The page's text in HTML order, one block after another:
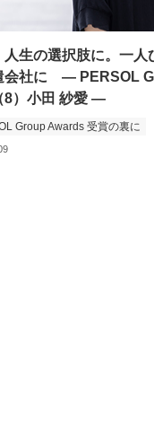
人生の選択肢に。一人
会社に ― PERSOL
8）小田 紗愛 ―
Group Awards 受賞の裏に